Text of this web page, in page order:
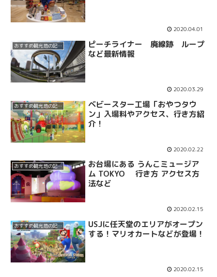
2020.04.01
おすすめ観光地の記事
ピーチライナー 廃線跡 ループ
など最新情報
2020.03.29
おすすめ観光地の記事
ベビースター工場「おやつタウ
ン」入場料やアクセス、行き方紹
介！
2020.02.22
おすすめ観光地の記事
お台場にある うんこミュージア
ム TOKYO 行き方 アクセス方
法など
2020.02.15
おすすめ観光地の記事
USJに任天堂のエリアがオープン
する！マリオカートなどが登場！
2020.02.15